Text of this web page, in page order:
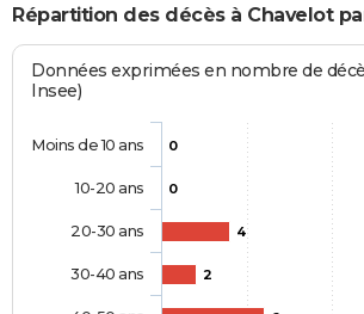
Répartition des décès à Chavelot
Données exprimées en nombre de
Insee)
0
0
4
2
Moins de 10 ans
10-20 ans
20-30 ans
30-40 ans